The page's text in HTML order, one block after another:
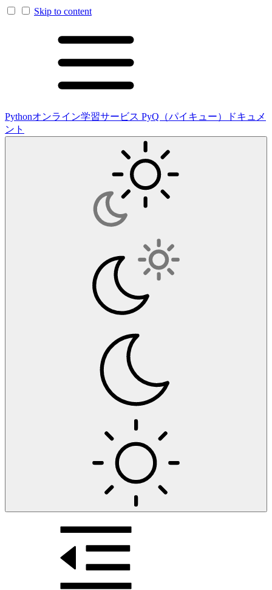
Skip to content
Pythonオンライン学習サービス PyQ（パイキュー）ドキュメ
ント